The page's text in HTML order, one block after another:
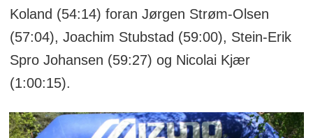
Koland (54:14) foran Jørgen Strøm-Olsen
(57:04), Joachim Stubstad (59:00), Stein-Erik
Spro Johansen (59:27) og Nicolai Kjær
(1:00:15).